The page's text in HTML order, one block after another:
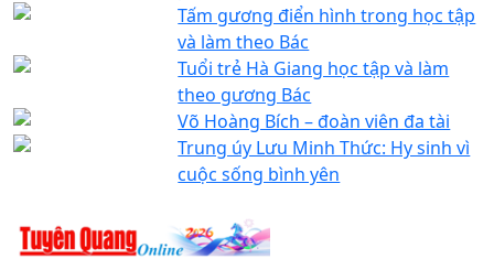
Tấm gương điển hình trong học tập
và làm theo Bác
Tuổi trẻ Hà Giang học tập và làm
theo gương Bác
Võ Hoàng Bích – đoàn viên đa tài
Trung úy Lưu Minh Thức: Hy sinh vì
cuộc sống bình yên